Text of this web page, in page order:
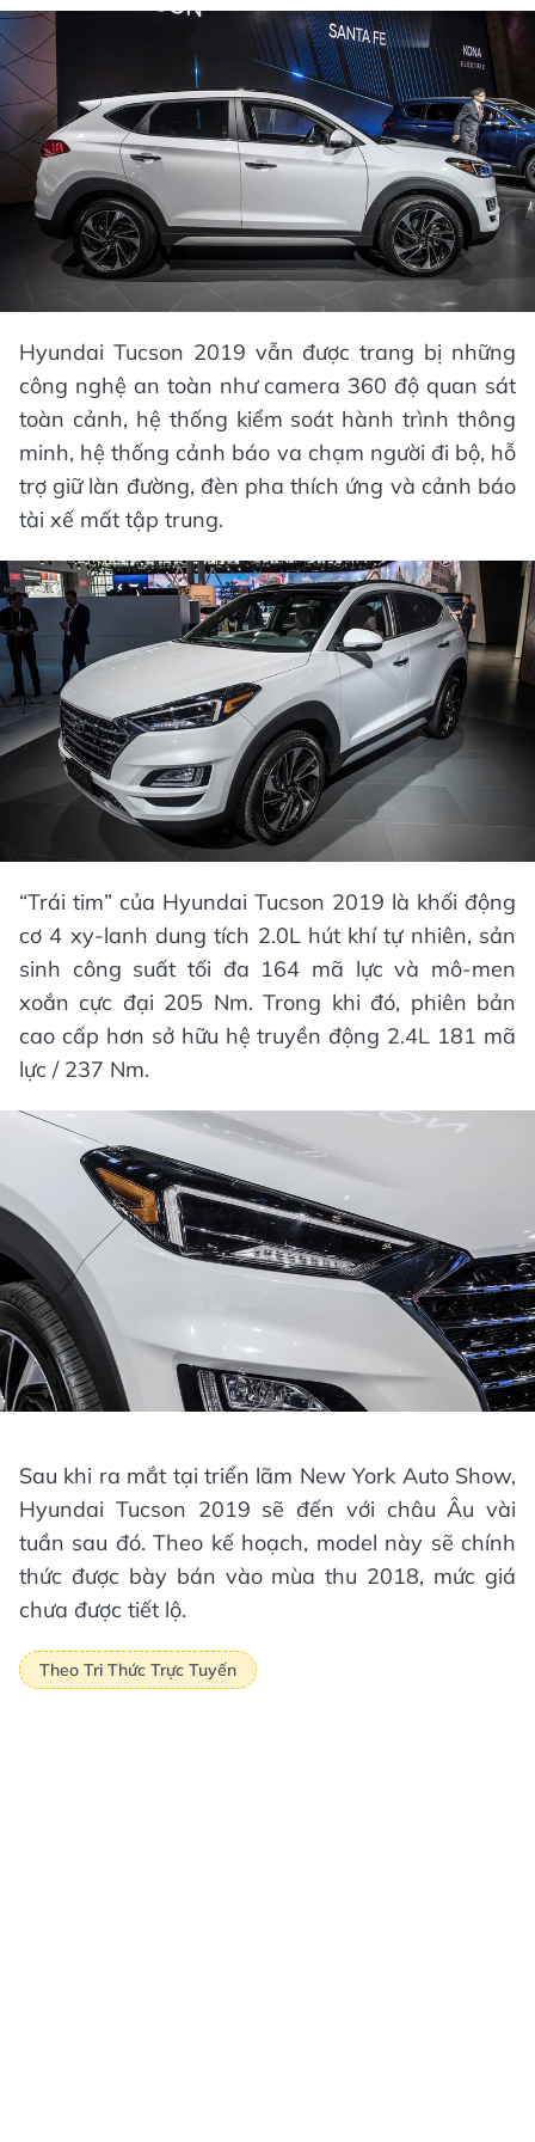
Hyundai Tucson 2019 vẫn được trang bị những
công nghệ an toàn như camera 360 độ quan sát
toàn cảnh, hệ thống kiểm soát hành trình thông
minh, hệ thống cảnh báo va chạm người đi bộ, hỗ
trợ giữ làn đường, đèn pha thích ứng và cảnh báo
tài xế mất tập trung.
“Trái tim” của Hyundai Tucson 2019 là khối động
cơ 4 xy-lanh dung tích 2.0L hút khí tự nhiên, sản
sinh công suất tối đa 164 mã lực và mô-men
xoắn cực đại 205 Nm. Trong khi đó, phiên bản
cao cấp hơn sở hữu hệ truyền động 2.4L 181 mã
lực / 237 Nm.
Sau khi ra mắt tại triển lãm New York Auto Show,
Hyundai Tucson 2019 sẽ đến với châu Âu vài
tuần sau đó. Theo kế hoạch, model này sẽ chính
thức được bày bán vào mùa thu 2018, mức giá
chưa được tiết lộ.
Theo Tri Thức Trực Tuyến